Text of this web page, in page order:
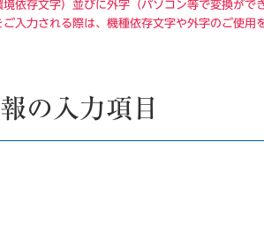
依存文字）並びに外字（パソコン等で変換がで
入力される際は、機種依存文字や外字のご使用
の入力項目